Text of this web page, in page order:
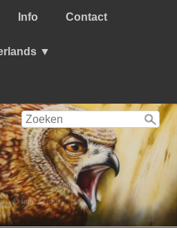
Info Contact
▼